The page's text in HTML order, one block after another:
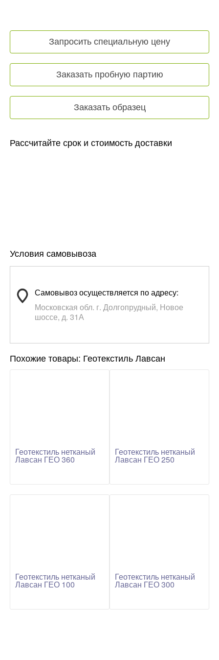
Запросить специальную цену
Заказать пробную партию
Заказать образец
Рассчитайте срок и стоимость доставки
Условия самовывоза
Самовывоз осуществляется по адресу:
Московская обл. г. Долгопрудный, Новое
шоссе, д. 31А
Похожие товары: Геотекстиль Лавсан
Геотекстиль нетканый
Лавсан ГЕО 360
Геотекстиль нетканый
Лавсан ГЕО 250
Геотекстиль нетканый
Лавсан ГЕО 100
Геотекстиль нетканый
Лавсан ГЕО 300